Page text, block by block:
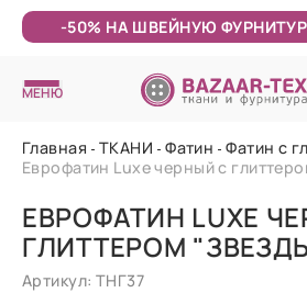
-50% НА ШВЕЙНУЮ
МЕНЮ
Главная ТКАНИ Фатин
Фатин с
Еврофатин Luxe черный с
ЕВРОФАТИН LUXE
ГЛИТТЕРОМ
Артикул: ТНГ37